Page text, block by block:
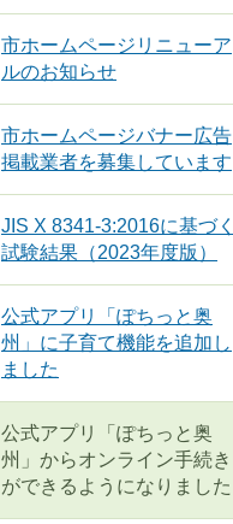
市ホームページリニューア
ルのお知らせ
市ホームページバナー広告
掲載業者を募集しています
JIS X 8341-3:2016に基づく
試験結果（2023年度版）
公式アプリ「ぽちっと奥
州」に子育て機能を追加し
ました
公式アプリ「ぽちっと奥
州」からオンライン手続き
ができるようになりました